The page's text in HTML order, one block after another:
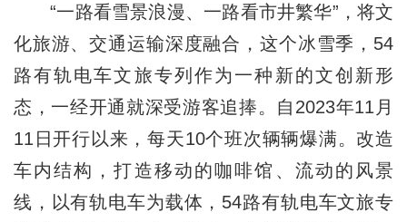
“一路看雪景浪漫、一路看市井繁华”，将文
化旅游、交通运输深度融合，这个冰雪季，54
路有轨电车文旅专列作为一种新的文创新形
态，一经开通就深受游客追捧。自2023年11月
11日开行以来，每天10个班次辆辆爆满。改造
车内结构，打造移动的咖啡馆、流动的风景
线，以有轨电车为载体，54路有轨电车文旅专